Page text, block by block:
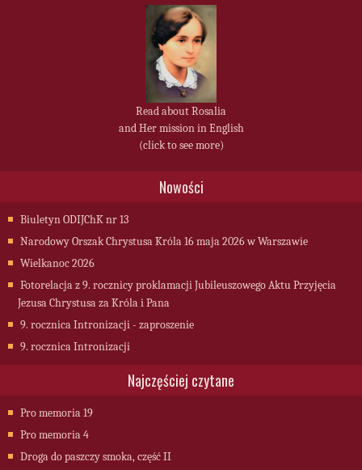
Read about Rosalia
and Her mission in English
(click to see more)
Nowości
Biuletyn ODIJChK nr 13
Narodowy Orszak Chrystusa Króla 16 maja 2026 w Warszawie
Wielkanoc 2026
Fotorelacja z 9. rocznicy proklamacji Jubileuszowego Aktu Przyjęcia
Jezusa Chrystusa za Króla i Pana
9. rocznica Intronizacji - zaproszenie
9. rocznica Intronizacji
Najczęściej czytane
Pro memoria 19
Pro memoria 4
Droga do paszczy smoka, część II